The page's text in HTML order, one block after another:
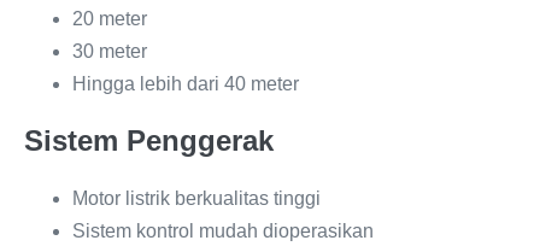
20 meter
30 meter
Hingga lebih dari 40 meter
Sistem Penggerak
Motor listrik berkualitas tinggi
Sistem kontrol mudah dioperasikan